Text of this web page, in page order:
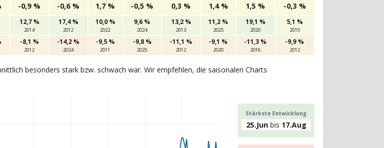
-0,9 % -0,6 % 1,7 % -0,5 % 0,3 % 1,4 % 1,5 % -0,3 %
12,7 %
2014
17,4 %
2012
10,0 %
2022
9,6 %
2024
13,2 %
2013
11,2 %
2025
19,1 %
2020
5,1 %
2010
-8,1 %
2012
-14,2 %
2024
-9,5 %
2011
-9,8 %
2025
-11,1 %
2012
-9,1 %
2020
-11,3 %
2016
-9,9 %
2012
besonders stark bzw. schwach war. Wir empfehlen, die saisonalen Charts
Stärkste Entwicklung
25.Junbis 17.Aug